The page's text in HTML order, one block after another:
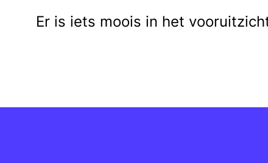
Er is iets moois in het